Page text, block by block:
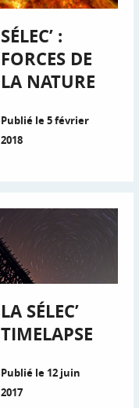
SÉLEC’ :
FORCES DE
LA NATURE
Publié le 5 février
2018
LA SÉLEC’
TIMELAPSE
Publié le 12 juin
2017